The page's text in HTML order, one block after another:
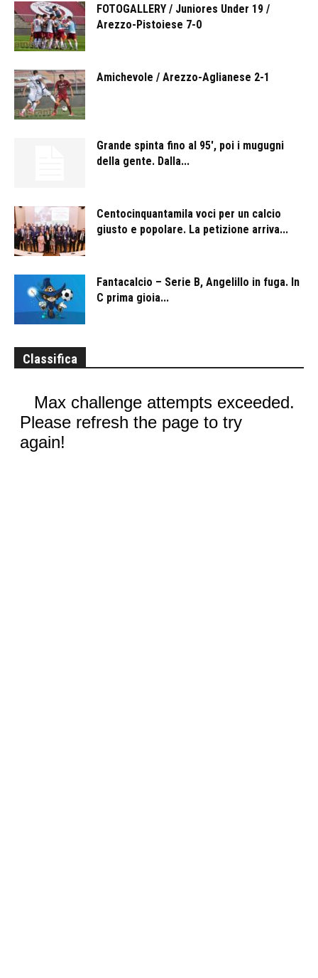
FOTOGALLERY / Juniores Under 19 /
Arezzo-Pistoiese 7-0
Amichevole / Arezzo-Aglianese 2-1
Grande spinta fino al 95′, poi i mugugni
della gente. Dalla...
Centocinquantamila voci per un calcio
giusto e popolare. La petizione arriva...
Fantacalcio – Serie B, Angelillo in fuga. In
C prima gioia...
Classifica